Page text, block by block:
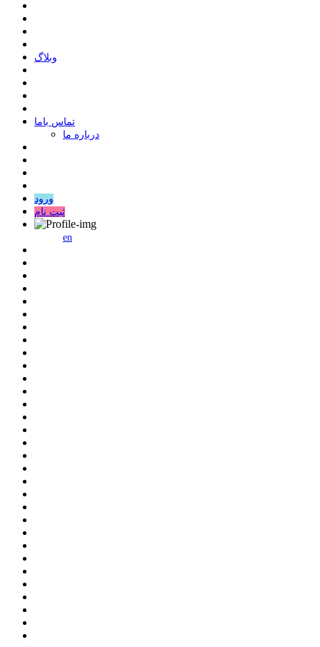
وبلاگ
ﺗﻤﺎﺱ ﺑﺎﻣﺎ
درباره ما
ورود
ثبت نام
en